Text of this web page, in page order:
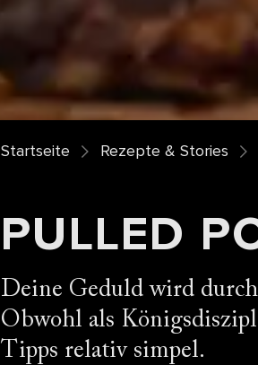
Startseite Rezepte & Stories
PULLED
Deine Geduld wird
Obwohl als
Tipps relativ simpel.